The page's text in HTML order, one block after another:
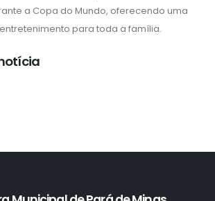
a Copa do Mundo, oferecendo uma
para toda a família.